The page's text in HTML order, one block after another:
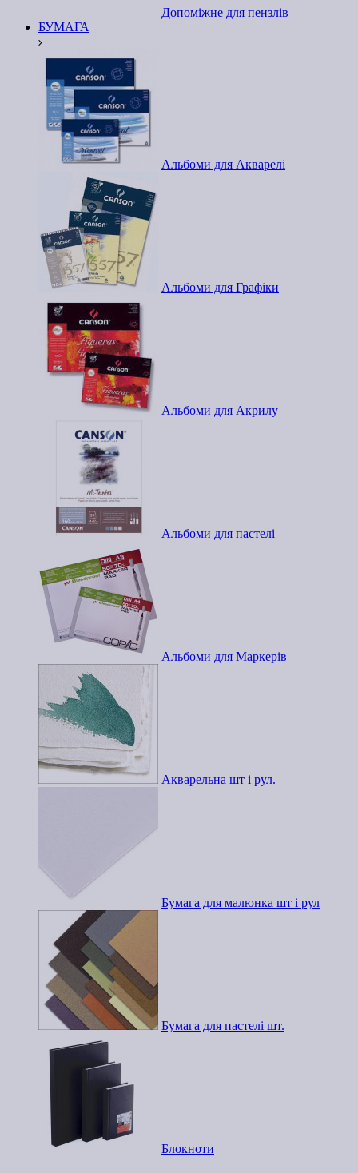
Допоміжне для пензлів
БУМАГА
Альбоми для Акварелі
Альбоми для Графіки
Альбоми для Акрилу
Альбоми для пастелі
Альбоми для Маркерів
Акварельна шт і рул.
Бумага для малюнка шт і рул
Бумага для пастелі шт.
Блокноти